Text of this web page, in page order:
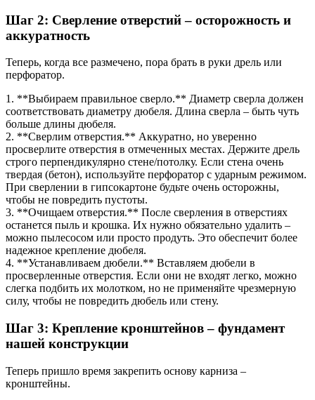
Шаг 2: Сверление отверстий – осторожность и
аккуратность
Теперь, когда все размечено, пора брать в руки дрель или
перфоратор.
1. **Выбираем правильное сверло.** Диаметр сверла должен
соответствовать диаметру дюбеля. Длина сверла – быть чуть
больше длины дюбеля.
2. **Сверлим отверстия.** Аккуратно, но уверенно
просверлите отверстия в отмеченных местах. Держите дрель
строго перпендикулярно стене/потолку. Если стена очень
твердая (бетон), используйте перфоратор с ударным режимом.
При сверлении в гипсокартоне будьте очень осторожны,
чтобы не повредить пустоты.
3. **Очищаем отверстия.** После сверления в отверстиях
останется пыль и крошка. Их нужно обязательно удалить –
можно пылесосом или просто продуть. Это обеспечит более
надежное крепление дюбеля.
4. **Устанавливаем дюбели.** Вставляем дюбели в
просверленные отверстия. Если они не входят легко, можно
слегка подбить их молотком, но не применяйте чрезмерную
силу, чтобы не повредить дюбель или стену.
Шаг 3: Крепление кронштейнов – фундамент
нашей конструкции
Теперь пришло время закрепить основу карниза –
кронштейны.